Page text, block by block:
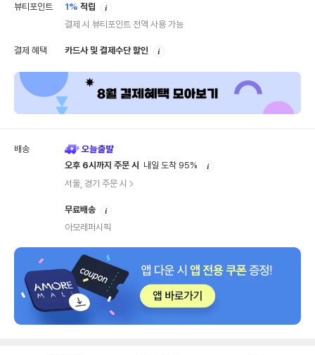
뷰티포인트 1% 적립
결제 시 뷰티포인트 전액 사용 가능
결제 혜택 카드사 및 결제수단 할인
배송
오후 6시까지 주문 시
내일 도착 95%
서울, 경기 주문 시
무료배송
아모레퍼시픽